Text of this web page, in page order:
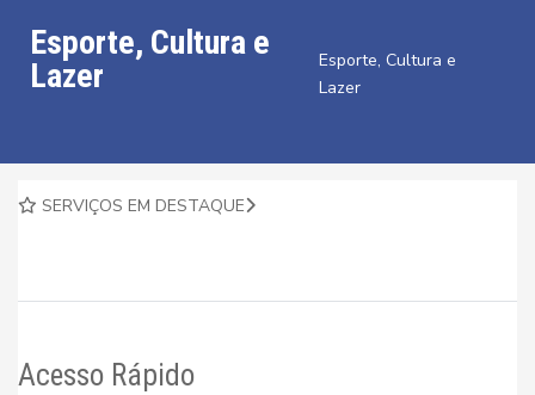
Esporte, Cultura e
Lazer
Esporte, Cultura e
Lazer
SERVIÇOS EM DESTAQUE
Acesso Rápido